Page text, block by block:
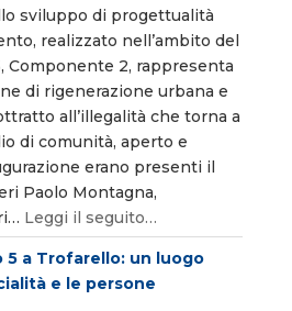
sviluppo di progettualità
realizzato nell’ambito del
Componente 2, rappresenta
di rigenerazione urbana e
all’illegalità che torna a
di comunità, aperto e
erano presenti il
Paolo Montagna,
Leggi il seguito…
5 a Trofarello: un luogo
e le persone